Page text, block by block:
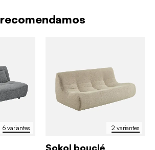
recomendamos
6 variantes 2 variantes
Sokol bouclé